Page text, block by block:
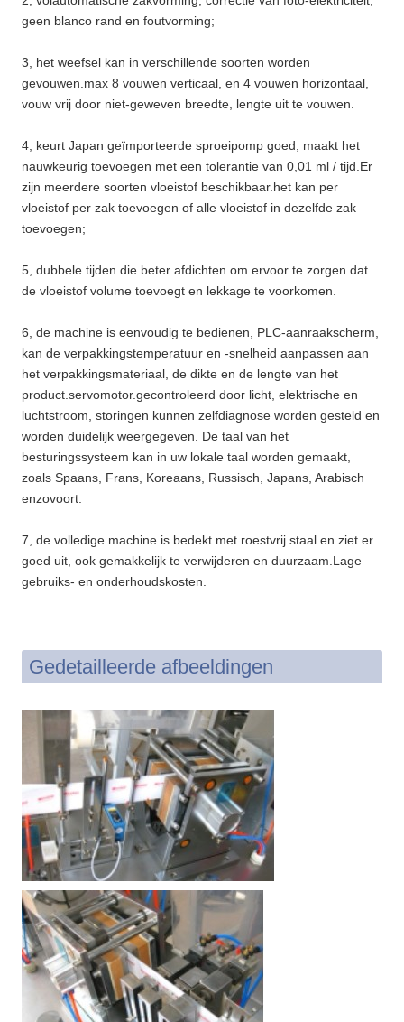
geen blanco rand en foutvorming;
3, het weefsel kan in verschillende soorten worden
gevouwen.max 8 vouwen verticaal, en 4 vouwen horizontaal,
vouw vrij door niet-geweven breedte, lengte uit te vouwen.
4, keurt Japan geïmporteerde sproeipomp goed, maakt het
nauwkeurig toevoegen met een tolerantie van 0,01 ml / tijd.Er
zijn meerdere soorten vloeistof beschikbaar.het kan per
vloeistof per zak toevoegen of alle vloeistof in dezelfde zak
toevoegen;
5, dubbele tijden die beter afdichten om ervoor te zorgen dat
de vloeistof volume toevoegt en lekkage te voorkomen.
6, de machine is eenvoudig te bedienen, PLC-aanraakscherm,
kan de verpakkingstemperatuur en -snelheid aanpassen aan
het verpakkingsmateriaal, de dikte en de lengte van het
product.servomotor.gecontroleerd door licht, elektrische en
luchtstroom, storingen kunnen zelfdiagnose worden gesteld en
worden duidelijk weergegeven. De taal van het
besturingssysteem kan in uw lokale taal worden gemaakt,
zoals Spaans, Frans, Koreaans, Russisch, Japans, Arabisch
enzovoort.
7, de volledige machine is bedekt met roestvrij staal en ziet er
goed uit, ook gemakkelijk te verwijderen en duurzaam.Lage
gebruiks- en onderhoudskosten.
Gedetailleerde afbeeldingen